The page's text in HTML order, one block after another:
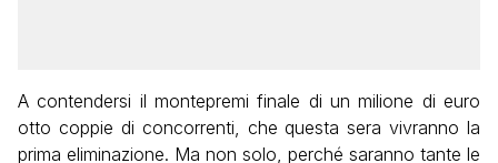
A contendersi il montepremi finale di un milione di euro
otto coppie di concorrenti, che questa sera vivranno la
prima eliminazione. Ma non solo, perché saranno tante le